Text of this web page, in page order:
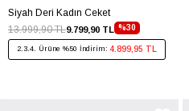
Siyah Deri Kadın Ceket
%30
9.799,90 TL
13.999,90 TL
2.3.4. Ürüne %50 İndirim: 4.899,95 TL